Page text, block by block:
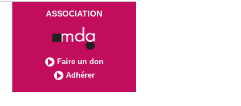
ASSOCIATION
Faire un don
Adhérer